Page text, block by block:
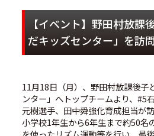
【イベント】野田村放課
だキッズセンター」を訪
11月18日（月）、野田村放課後子
ンター」へトップチームより、#5
元樹選手、田中舜強化育成担当が訪
小学校1年生から6年生まで約50名